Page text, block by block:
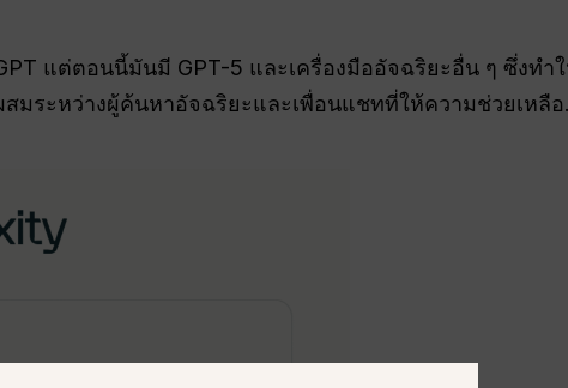
แต่ตอนนี้มันมี GPT-5 และเครื่องมืออัจฉริยะอื่น ๆ ซึ่งทำ
มระหว่างผู้ค้นหาอัจฉริยะและเพื่อนแชทที่ให้ความช่วยเหลือ.